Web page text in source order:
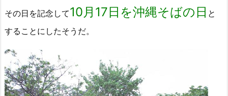
その日を記念して10月17日を沖縄そばの日 と
することにしたそうだ。